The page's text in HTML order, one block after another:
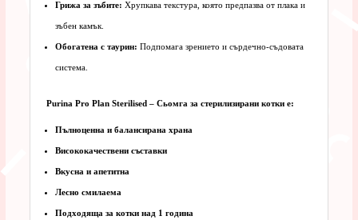
Грижа за зъбите: Хрупкава текстура, която предпазва от плака и
зъбен камък.
Обогатена с таурин: Подпомага зрението и сърдечно-съдовата
система.
Purina Pro Plan Sterilised – Сьомга за стерилизирани котки е:
Пълноценна и балансирана храна
Висококачествени съставки
Вкусна и апетитна
Лесно смилаема
Подходяща за котки над 1 година